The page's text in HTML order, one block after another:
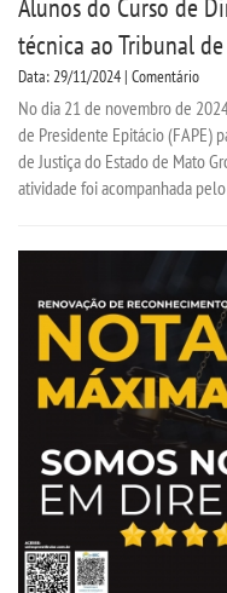
Alunos do Curso de
técnica ao Tribunal
Data: 29/11/2024 | Comentário
No dia 21 de novembro de
de Presidente Epitácio (FAPE)
de Justiça do Estado de Mato
atividade foi acompanhada